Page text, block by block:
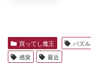
買ってし魔王 パズル
感覚
最近